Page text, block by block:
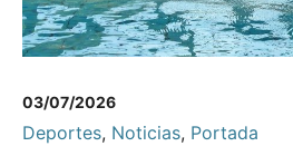
03/07/2026
Deportes, Noticias, Portada